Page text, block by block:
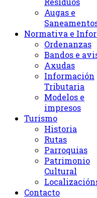
Augas e
Normativa e
Ordenanzas
Bandos e
Axudas
Información
Tributaria
Modelos e
impresos
Turismo
Historia
Rutas
Parroquias
Patrimonio
Cultural
Contacto